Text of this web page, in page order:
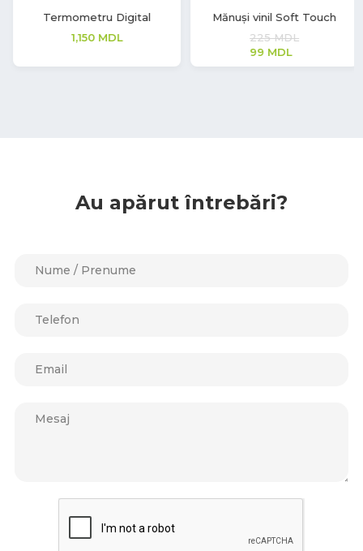
Mănuși vinil Soft Touch
225MDL
Mănuși nitril Soft Touch Vivid
362MDL
Au apărut întrebări?